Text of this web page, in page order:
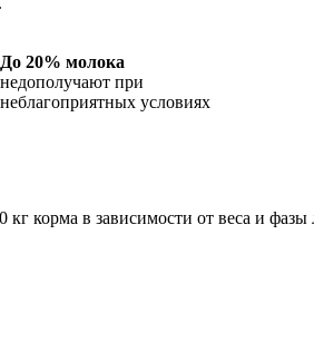
До 20% молока
недополучают при
неблагоприятных условиях
корма в зависимости от веса и фазы